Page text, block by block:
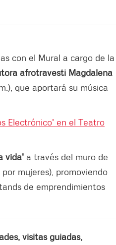
con el Mural a cargo de la
afrotravesti Magdalena
que aportará su música
Electrónico' en el Teatro
vida' a través del muro de
mujeres), promoviendo
de emprendimientos
visitas guiadas,